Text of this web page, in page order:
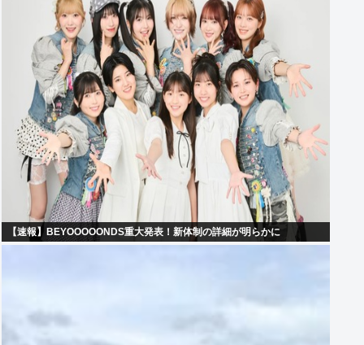
【速報】BEYOOOOONDS重大発表！新体制の詳細が明らかに